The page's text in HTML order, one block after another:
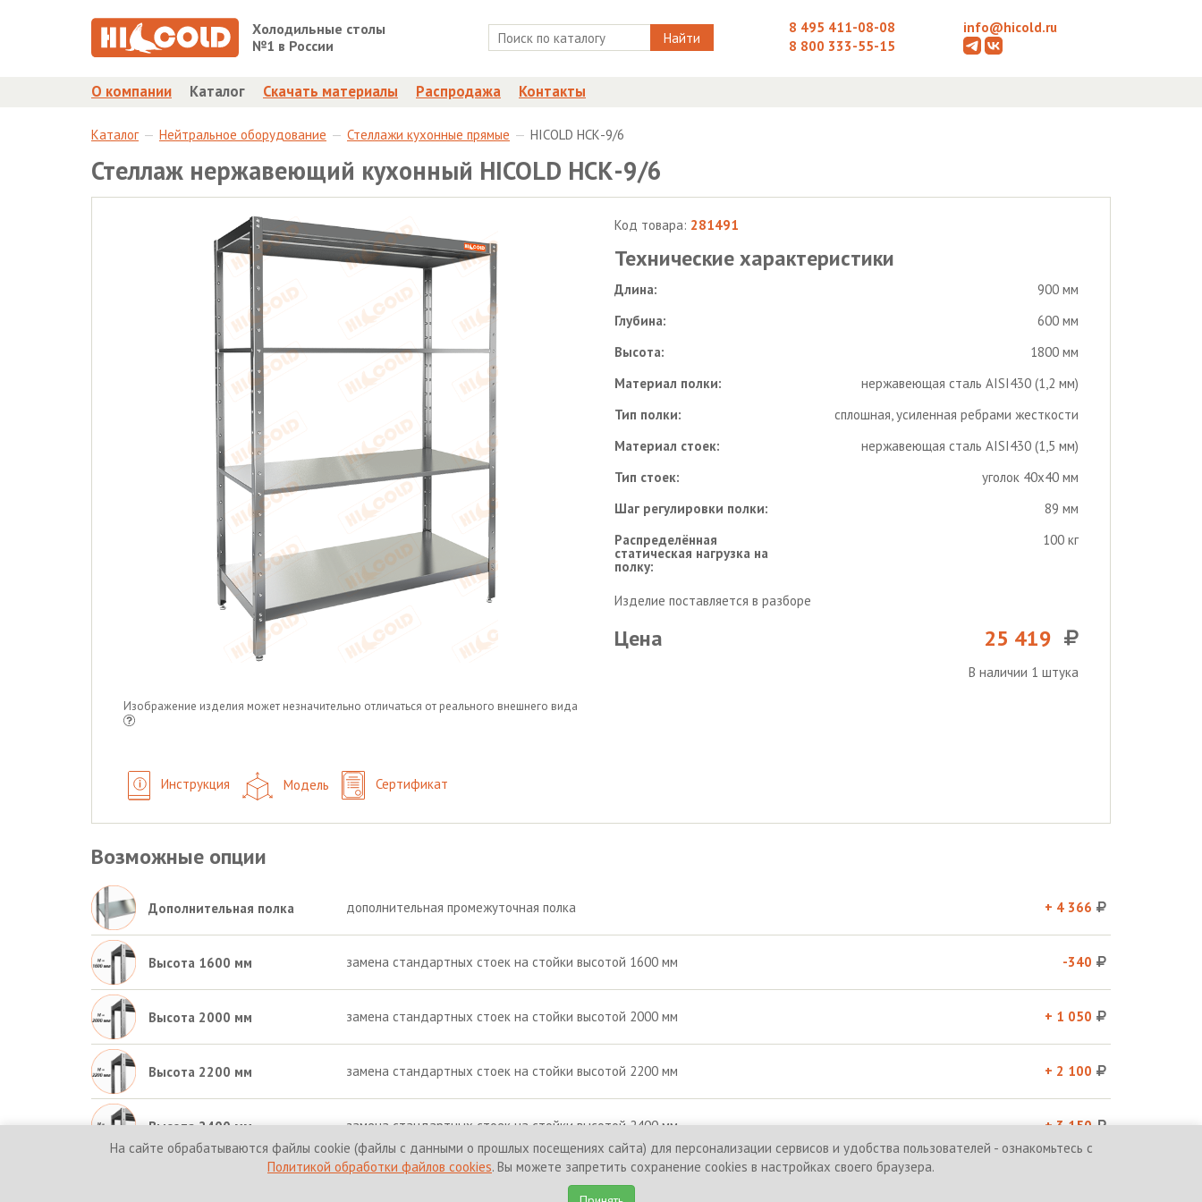
Холодильные столы
№1 в России
Найти
8 495 411-08-08
8 800 333-55-15
info@hicold.ru
О компании Каталог Скачать материалы Распродажа Контакты
Каталог Нейтральное оборудование Стеллажи кухонные прямые HICOLD НСК-9/6
Стеллаж нержавеющий кухонный HICOLD НСК-9/6
Изображение изделия может незначительно отличаться от реального внешнего вида
Инструкция Модель Сертификат
Код товара: 281491
Технические характеристики
Длина:
900 мм
Глубина:
600 мм
Высота:
1800 мм
Материал полки:
нержавеющая сталь AISI430 (1,2 мм)
Тип полки:
сплошная, усиленная ребрами жесткости
Материал стоек:
нержавеющая сталь AISI430 (1,5 мм)
Тип стоек:
уголок 40х40 мм
Шаг регулировки полки:
89 мм
Распределённая
статическая нагрузка на
полку:
100 кг
Изделие поставляется в разборе
Цена 25 419
В наличии 1 штука
Возможные опции
Дополнительная полка дополнительная промежуточная полка + 4 366
Высота 1600 мм замена стандартных стоек на стойки высотой 1600 мм -340
Высота 2000 мм замена стандартных стоек на стойки высотой 2000 мм + 1 050
Высота 2200 мм замена стандартных стоек на стойки высотой 2200 мм + 2 100
Высота 2400 мм замена стандартных стоек на стойки высотой 2400 мм + 3 150
Политика конфиденциальности
На сайте обрабатываются файлы cookie (файлы с данными о прошлых посещениях сайта) для персонализации сервисов и удобства пользователей - ознакомьтесь с
Политикой обработки файлов cookies. Вы можете запретить сохранение cookies в настройках своего браузера.